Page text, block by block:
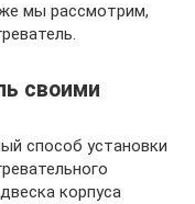
мы рассмотрим,
своими
способ установки
корпуса